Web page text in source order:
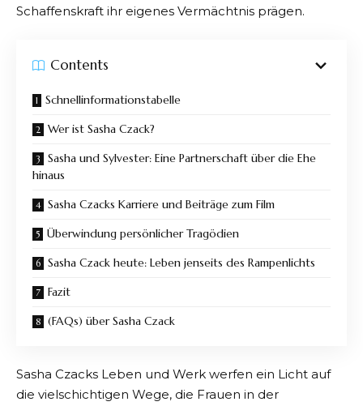
Schaffenskraft ihr eigenes Vermächtnis prägen.
Contents
Schnellinformationstabelle
Wer ist Sasha Czack?
Sasha und Sylvester: Eine Partnerschaft über die Ehe
hinaus
Sasha Czacks Karriere und Beiträge zum Film
Überwindung persönlicher Tragödien
Sasha Czack heute: Leben jenseits des Rampenlichts
Fazit
(FAQs) über Sasha Czack
Sasha Czacks Leben und Werk werfen ein Licht auf
die vielschichtigen Wege, die Frauen in der